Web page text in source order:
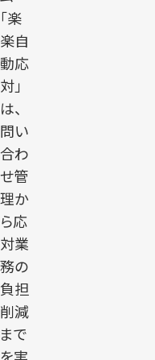
「楽
楽自
動応
対」
は、
問い
合わ
せ管
理か
ら応
対業
務の
負担
削減
まで
を実